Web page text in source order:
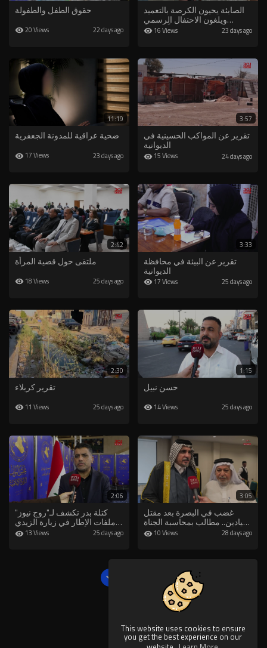
This website uses cookies to ensure
you get the best experience on our
حقوق الطفل والطفولة
20 Views 22 days ago
الصابئة يحيون الكرصة بالتعميد
ويلغون الاحتفال الرسمي
احتراماً لمحرم
16 Views 23 days ago
11:19
ضحية عراقية للمدونة الجعفرية
17 Views 23 days ago
3:57
⁣تقرير عن المواكب الحسينية في
الديوانية
15 Views 24 days ago
2:42
ملتقى حول قضية المرأة
18 Views 25 days ago
3:33
تقرير عن البيئة في محافظة
الديوانية
17 Views 25 days ago
2:30
تقرير كربلاء
11 Views 25 days ago
1:15
حسن نبيل
14 Views 25 days ago
2:06
⁣كتلة بدر تكشف لـ"روج نيوز"
ملفات الإطار في زيارة الزيدي
إلى واشنطن
13 Views 25 days ago
3:05
غضب في البصرة بعد مقتل
صيادين.. مطالب بمحاسبة الجناة
ووقف التجاوزات الكويتية
10 Views 28 days ago